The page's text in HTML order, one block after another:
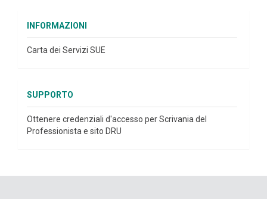
INFORMAZIONI
Carta dei Servizi SUE
SUPPORTO
Ottenere credenziali d'accesso per Scrivania del
Professionista e sito DRU